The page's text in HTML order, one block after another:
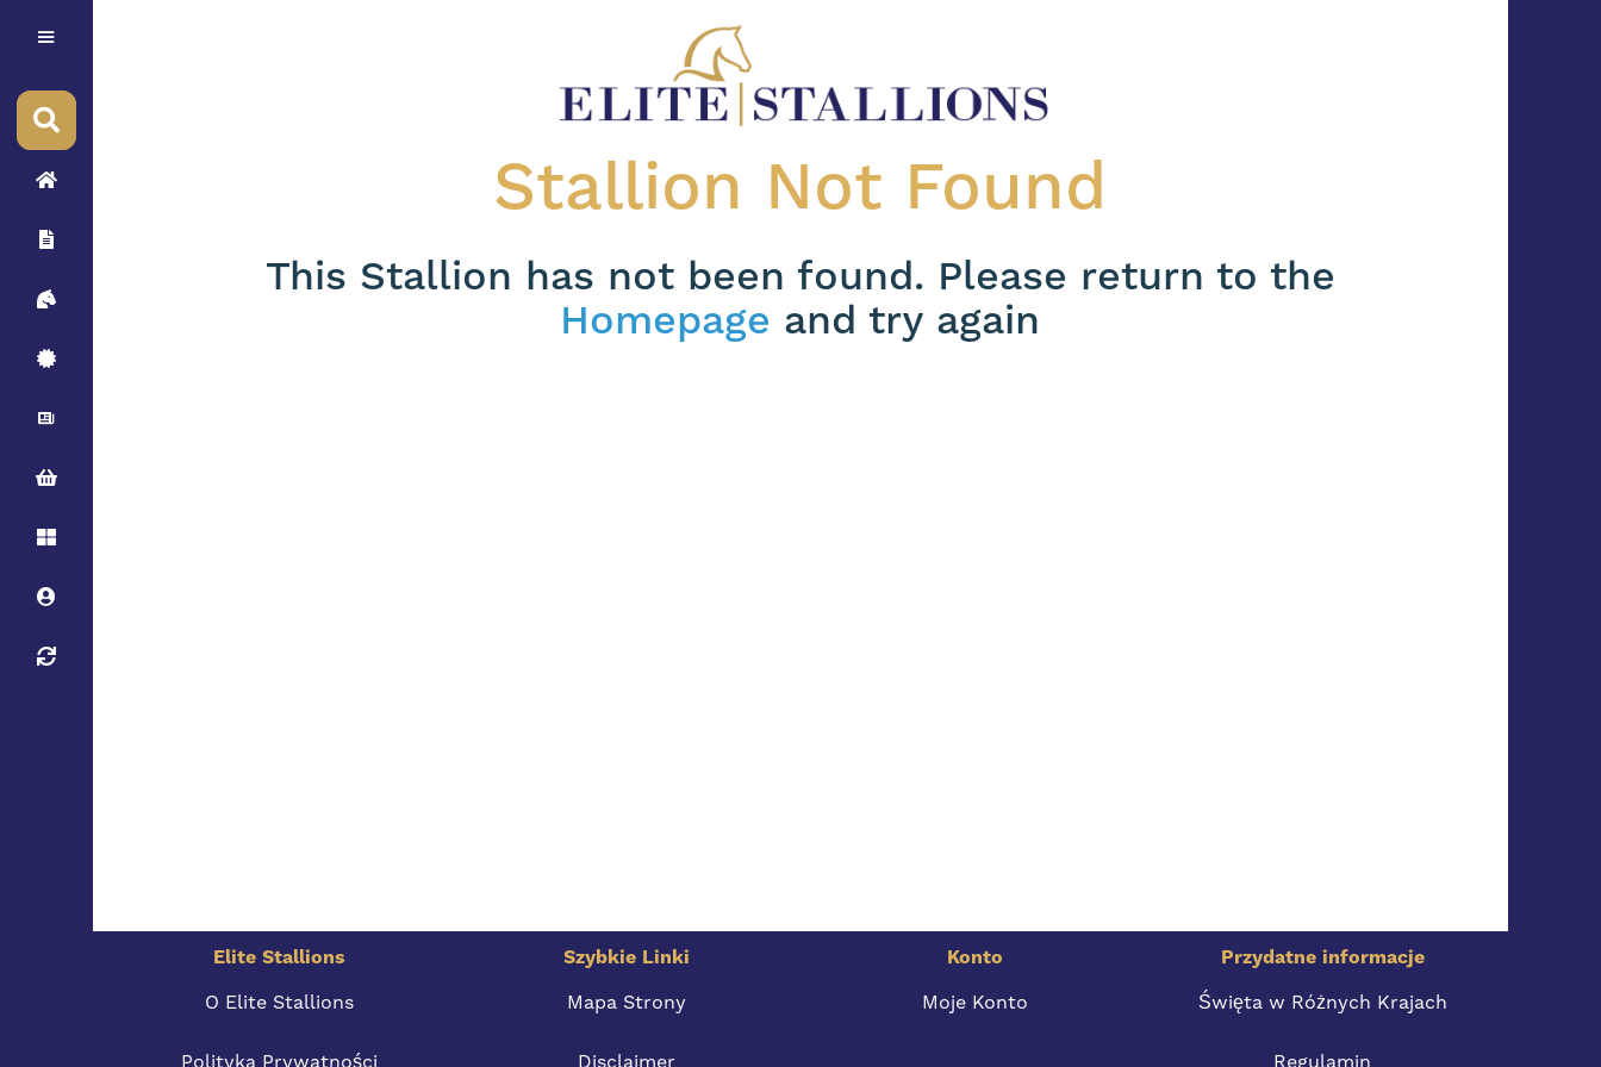
Stallion Not Found
This Stallion has not been found. Please return to the
Homepage and try again
Elite Stallions Szybkie Linki Konto
Przydatne informacje
O Elite Stallions
Mapa Strony Moje Konto Święta w Różnych Krajach
Polityka Prywatności Disclaimer Regulamin